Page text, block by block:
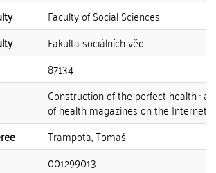
Faculty of Social Sciences
Fakulta sociálních věd
87134
Construction of the perfect health :
of health magazines on the Internet
Trampota, Tomáš
001299013